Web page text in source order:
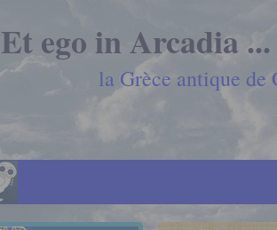
Et ego in Arcadia ...
la Grèce antique de